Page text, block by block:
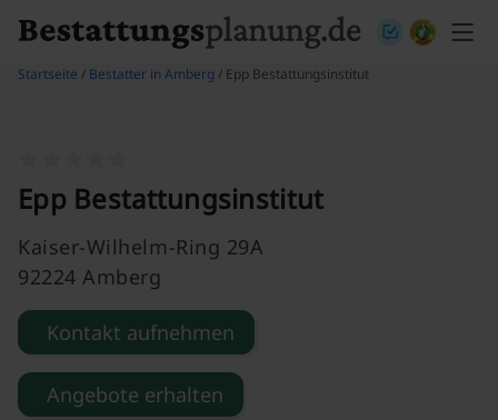
Startseite / Bestatter in Amberg / Epp Bestattungsinstitut
Epp Bestattungsinstitut
Kaiser-Wilhelm-Ring 29A
92224 Amberg
Kontakt aufnehmen
Angebote erhalten